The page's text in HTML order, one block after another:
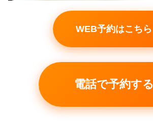
WEB予約はこちら
電話で予約する